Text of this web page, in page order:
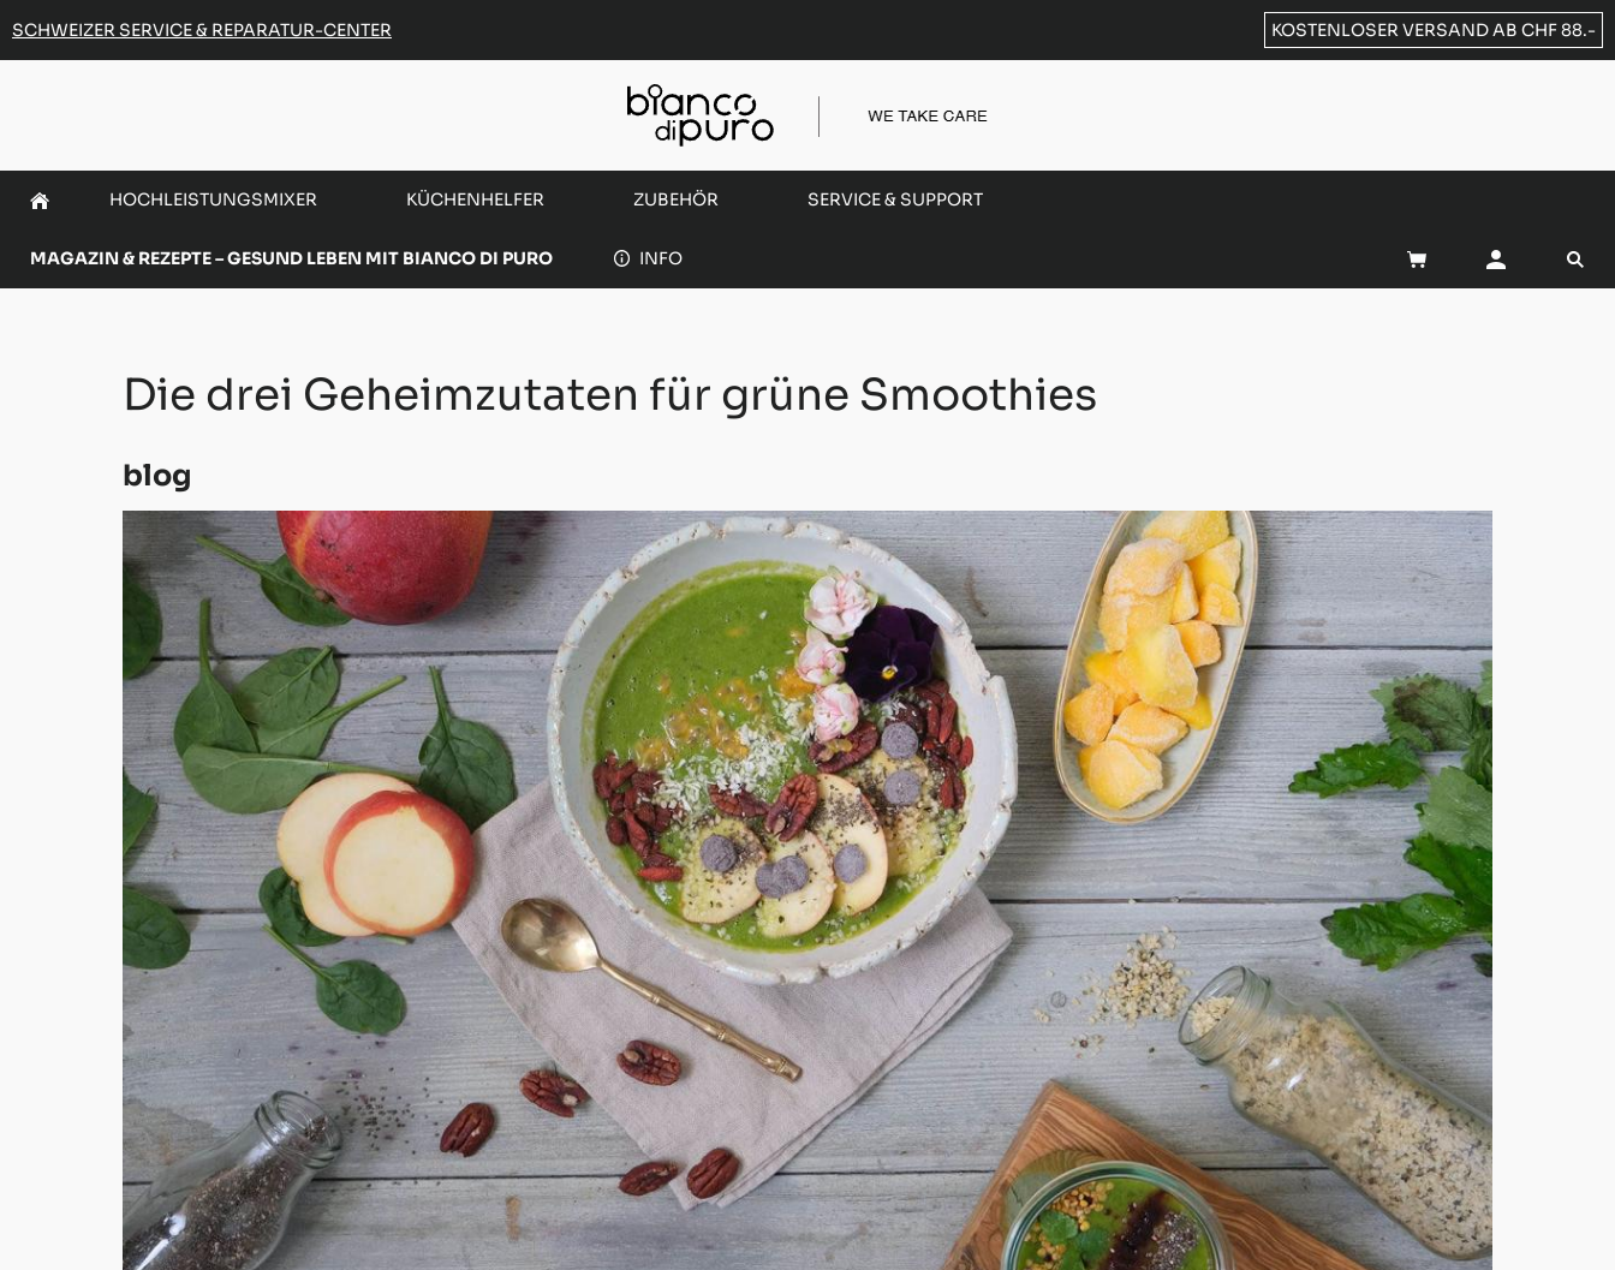
SCHWEIZER SERVICE & REPARATUR-CENTER KOSTENLOSER VERSAND AB CHF 88.-
HOCHLEISTUNGSMIXER KÜCHENHELFER ZUBEHÖR SERVICE & SUPPORT
MAGAZIN & REZEPTE – GESUND LEBEN MIT BIANCO DI PURO INFO
Die drei Geheimzutaten für grüne Smoothies
blog